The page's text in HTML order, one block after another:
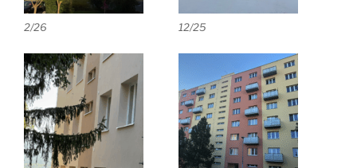
2/26 12/25